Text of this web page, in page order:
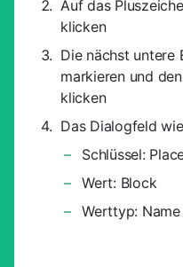
Auf das
klicken
Die nächst untere
markieren und
klicken
Das Dialogfeld
Schlüssel:
Wert: Block
Werttyp: Name